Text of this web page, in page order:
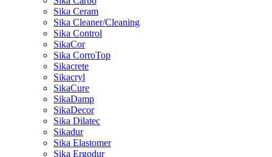
Sika Ceram
Sika Cleaner/Cleaning
Sika Control
SikaCor
Sika CorroTop
Sikacrete
Sikacryl
SikaCure
SikaDamp
SikaDecor
Sika Dilatec
Sikadur
Sika Elastomer
Sika Ergodur